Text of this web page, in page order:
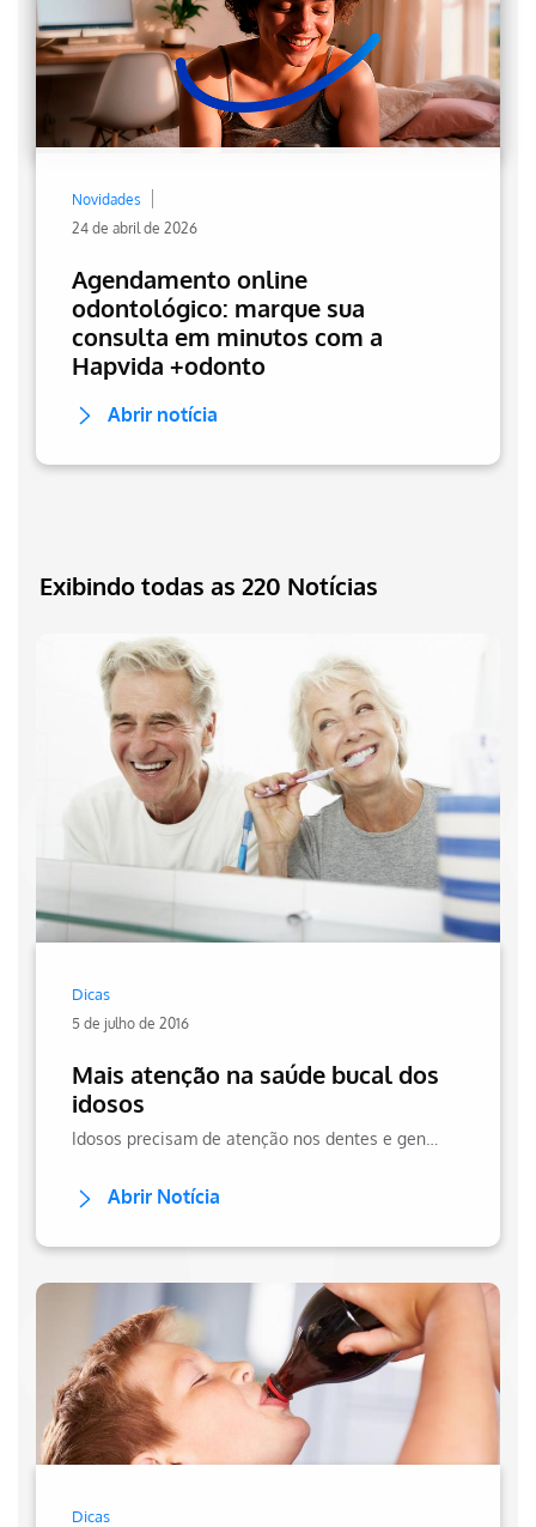
Novidades
24 de abril de 2026
Agendamento online
odontológico: marque sua
consulta em minutos com a
Hapvida +odonto
Abrir notícia
Exibindo todas as 220 Notícias
Dicas
5 de julho de 2016
Mais atenção na saúde bucal dos
idosos
Abrir Notícia
Dicas